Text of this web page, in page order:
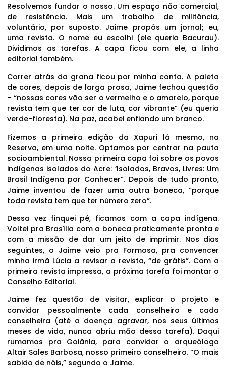
Resolvemos fundar o nosso. Um espaço não comercial,
de resistência. Mais um trabalho de militância,
voluntário, por suposto. Jaime propôs um jornal; eu,
uma revista. O nome eu escolhi (ele queria Bacurau).
Dividimos as tarefas. A capa ficou com ele, a linha
editorial também.
Correr atrás da grana ficou por minha conta. A paleta
de cores, depois de larga prosa, Jaime fechou questão
– “nossas cores vão ser o vermelho e o amarelo, porque
revista tem que ter cor de luta, cor vibrante” (eu queria
verde-floresta). Na paz, acabei enfiando um branco.
Fizemos a primeira edição da Xapuri lá mesmo, na
Reserva, em uma noite. Optamos por centrar na pauta
socioambiental. Nossa primeira capa foi sobre os povos
indígenas isolados do Acre: ‘Isolados, Bravos, Livres: Um
Brasil Indígena por Conhecer”. Depois de tudo pronto,
Jaime inventou de fazer uma outra boneca, “porque
toda revista tem que ter número zero”.
Dessa vez finquei pé, ficamos com a capa indígena.
Voltei pra Brasília com a boneca praticamente pronta e
com a missão de dar um jeito de imprimir. Nos dias
seguintes, o Jaime veio pra Formosa, pra convencer
minha irmã Lúcia a revisar a revista, “de grátis”. Com a
primeira revista impressa, a próxima tarefa foi montar o
Conselho Editorial.
Jaime fez questão de visitar, explicar o projeto e
convidar pessoalmente cada conselheiro e cada
conselheira (até a doença agravar, nos seus últimos
meses de vida, nunca abriu mão dessa tarefa). Daqui
rumamos pra Goiânia, para convidar o arqueólogo
Altair Sales Barbosa, nosso primeiro conselheiro. “O mais
sabido de nóis,” segundo o Jaime.